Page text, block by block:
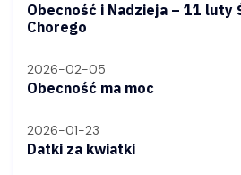
Obecność i Nadzieja – 11 luty
Chorego
2026-02-05
Obecność ma moc
2026-01-23
Datki za kwiatki